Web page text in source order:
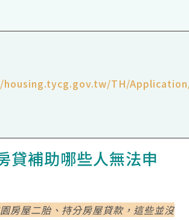
TH/
貸補助哪些人無法申
房屋二胎、持分房屋貸款，這些並沒